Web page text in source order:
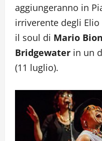
aggiungeranno in
irriverente degli Elio
il soul di Mario
Bridgewater in un
(11 luglio).